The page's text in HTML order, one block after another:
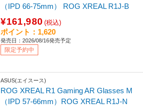
（IPD 66-75mm） ROG XREAL R1J-B
¥161,980 (税込)
ポイント：1,620
発売日：2026/08/16発売予定
限定予約中
ASUS(エイスース)
ROG XREAL R1 Gaming AR Glasses M
（IPD 57-66mm）ROG XREAL R1J-N